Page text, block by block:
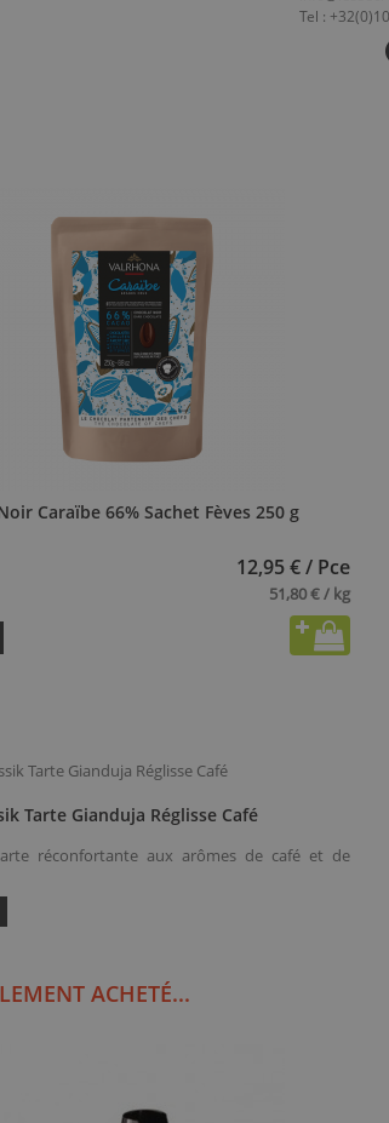
Caraïbe 66% Sachet Fèves 250 g
12,95 € / Pce
51,80 € / kg
Tarte Gianduja Réglisse Café
réconfortante aux arômes de café et de
ACHETÉ...